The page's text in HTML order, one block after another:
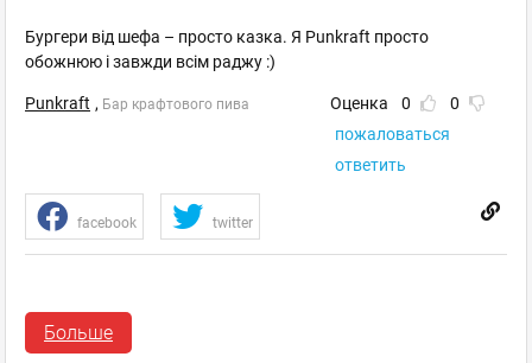
Бургери від шефа – просто казка. Я Punkraft просто
обожнюю і завжди всім раджу :)
Punkraft , Бар крафтового пива Оценка 0
0
пожаловаться
ответить
facebook twitter
Олександр Яцина
Новичок
Больше